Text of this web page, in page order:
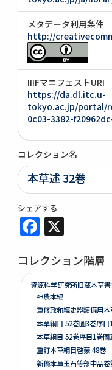
メタデータ利用条件
http://
IIIFマニフェストURI
https://da.dl.itc.u-
tokyo.ac.jp/portal/
0c03-3382-
コレクション名
本草述 32巻
シェアする
コレクション階層
資源科学研究所旧蔵本草
神農本經
重修政和經史證類備用本
本草綱目 52巻圖3巻序
本草綱目 52巻序目1巻圖
重訂本草綱目啓蒙 48巻
新脩本草玉石等部中品卷